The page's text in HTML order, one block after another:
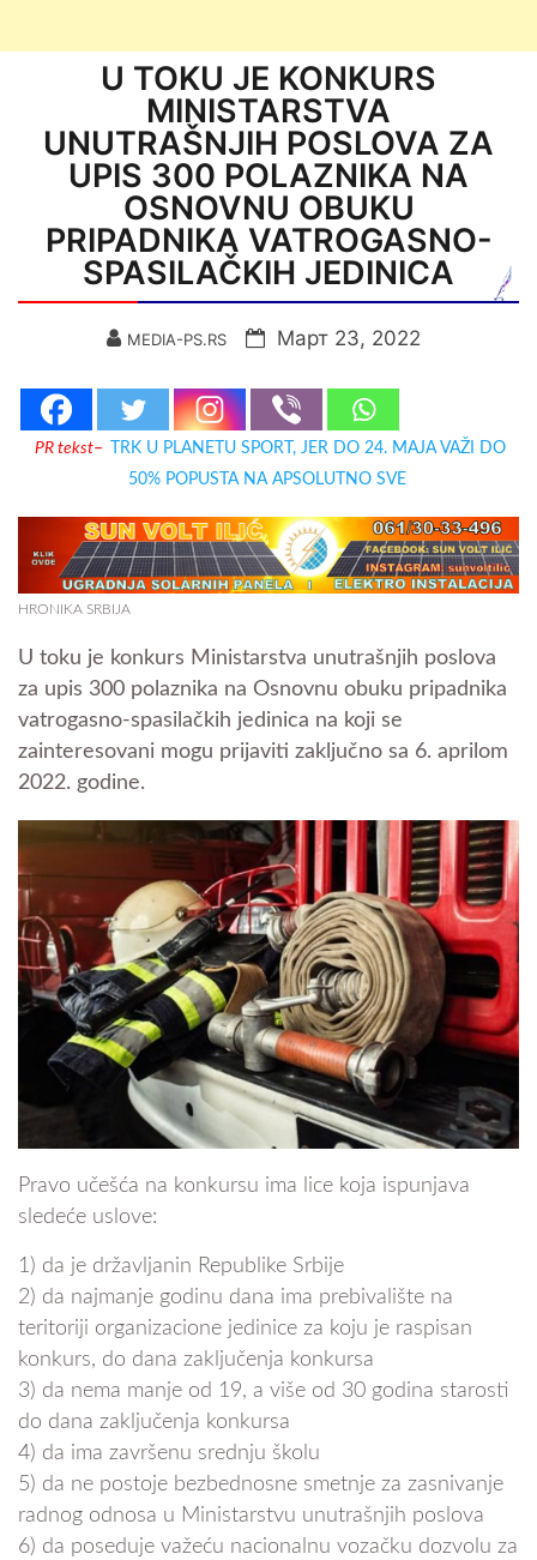
U TOKU JE KONKURS
MINISTARSTVA
UNUTRAŠNJIH POSLOVA ZA
UPIS 300 POLAZNIKA NA
OSNOVNU OBUKU
PRIPADNIKA VATROGASNO-
SPASILAČKIH JEDINICA
MEDIA-PS.RS Март 23, 2022
PR tekst–
TRK U PLANETU SPORT, JER DO 24. MAJA VAŽI DO
50% POPUSTA NA APSOLUTNO SVE
HRONIKA SRBIJA
U toku je konkurs Ministarstva unutrašnjih poslova
za upis 300 polaznika na Osnovnu obuku pripadnika
vatrogasno-spasilačkih jedinica na koji se
zainteresovani mogu prijaviti zaključno sa 6. aprilom
2022. godine.
Pravo učešća na konkursu ima lice koja ispunjava
sledeće uslove:
1) da je državljanin Republike Srbije
2) da najmanje godinu dana ima prebivalište na
teritoriji organizacione jedinice za koju je raspisan
konkurs, do dana zaključenja konkursa
3) da nema manje od 19, a više od 30 godina starosti
do dana zaključenja konkursa
4) da ima završenu srednju školu
5) da ne postoje bezbednosne smetnje za zasnivanje
radnog odnosa u Ministarstvu unutrašnjih poslova
6) da poseduje važeću nacionalnu vozačku dozvolu za